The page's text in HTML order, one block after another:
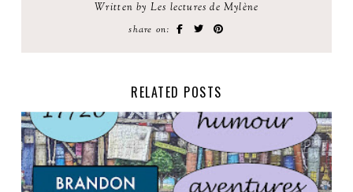
Written by Les lectures de Mylène
share on:
RELATED POSTS